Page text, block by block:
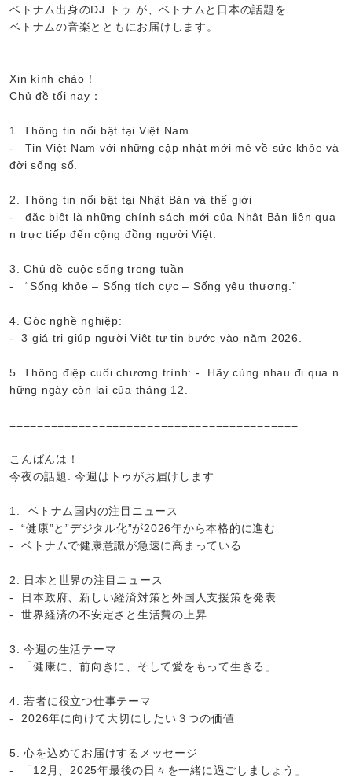
ベトナム出身のDJ トゥ が、ベトナムと日本の話題を
ベトナムの音楽とともにお届けします。
Xin kính chào！
Chủ đề tối nay：
1. Thông tin nổi bật tại Việt Nam
- Tin Việt Nam với những cập nhật mới mẻ về sức khỏe và
đời sống số.
2. Thông tin nổi bật tại Nhật Bản và thế giới
- đặc biệt là những chính sách mới của Nhật Bản liên qua
n trực tiếp đến cộng đồng người Việt.
3. Chủ đề cuộc sống trong tuần
- “Sống khỏe – Sống tích cực – Sống yêu thương.”
4. Góc nghề nghiệp:
- 3 giá trị giúp người Việt tự tin bước vào năm 2026.
5. Thông điệp cuối chương trình: - Hãy cùng nhau đi qua n
hững ngày còn lại của tháng 12.
==========================================
こんばんは！
今夜の話題: 今週はトゥがお届けします
1. ベトナム国内の注目ニュース
- “健康”と”デジタル化”が2026年から本格的に進む
- ベトナムで健康意識が急速に高まっている
2. 日本と世界の注目ニュース
- 日本政府、新しい経済対策と外国人支援策を発表
- 世界経済の不安定さと生活費の上昇
3. 今週の生活テーマ
- 「健康に、前向きに、そして愛をもって生きる」
4. 若者に役立つ仕事テーマ
- 2026年に向けて大切にしたい３つの価値
5. 心を込めてお届けするメッセージ
- 「12月、2025年最後の日々を一緒に過ごしましょう」